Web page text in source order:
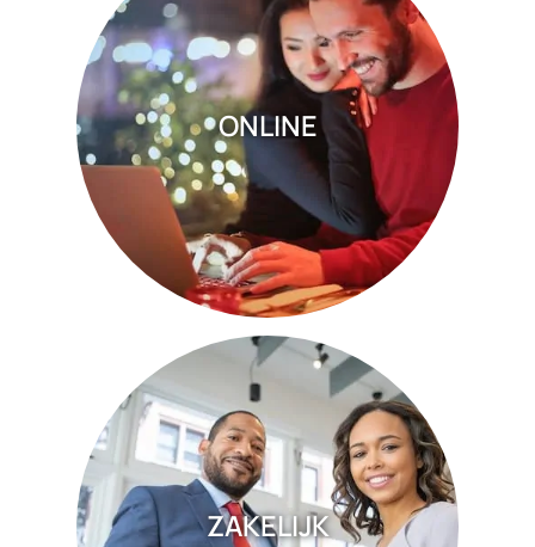
ONLINE
ZAKELIJK